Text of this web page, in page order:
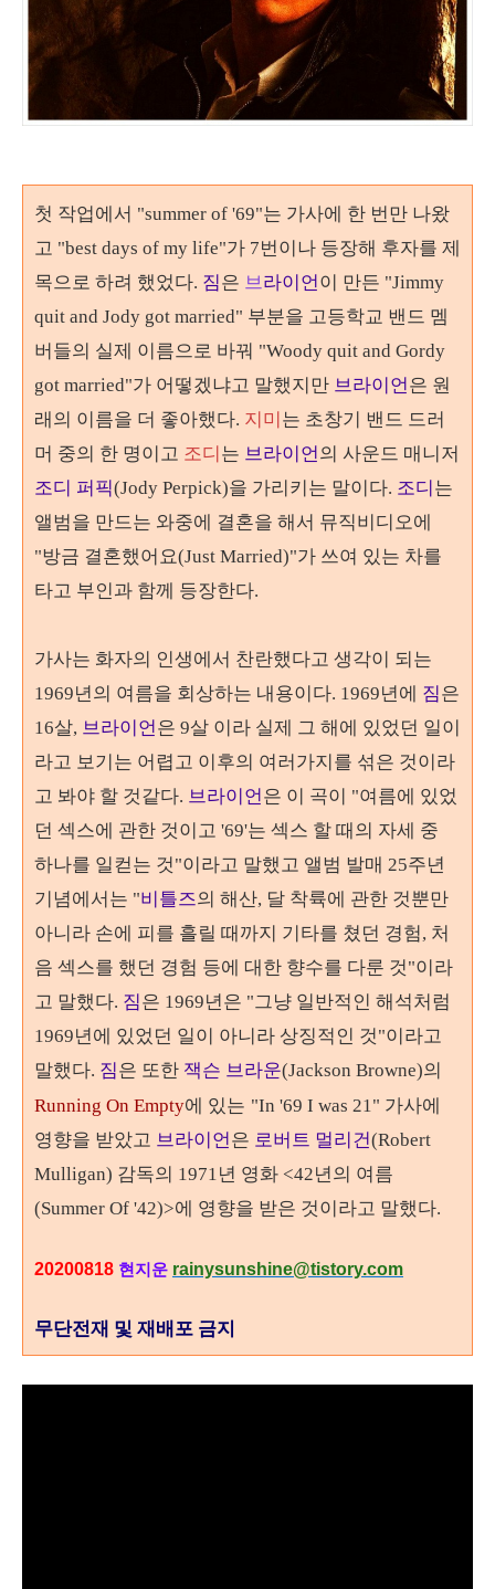
첫 작업에서 "summer of '69"는 가사에 한 번만 나왔
고 "best days of my life"가 7번이나 등장해 후자를 제
목으로 하려 했었다. 짐은 브라이언이 만든 "Jimmy
quit and Jody got married" 부분을 고등학교 밴드 멤
버들의 실제 이름으로 바꿔 "Woody quit and Gordy
got married"가 어떻겠냐고 말했지만 브라이언은 원
래의 이름을 더 좋아했다. 지미 는 초창기 밴드 드러
머 중의 한 명이고 조디 는 브라이언의 사운드 매니저
조디 퍼픽(Jody Perpick)을 가리키는 말이다. 조디 는
앨범을 만드는 와중에 결혼을 해서 뮤직비디오에
"방금 결혼했어요(Just Married)"가 쓰여 있는 차를
타고 부인과 함께 등장한다.
가사는 화자의 인생에서 찬란했다고 생각이 되는
1969년의 여름을 회상하는 내용이다. 1969년에 짐은
16살, 브라이 언은 9살 이라 실제 그 해에 있었던 일이
라고 보기는 어렵고 이후의 여러가지를 섞은 것이라
고 봐야 할 것같다. 브라이언은 이 곡이 "여름에 있었
던 섹스에 관한 것이고 '69'는 섹스 할 때의 자세 중
하나를 일컫는 것"이라고 말했고 앨범 발매 25주년
기념에서는 "비틀즈의 해산, 달 착륙에 관한 것뿐만
아니라 손에 피를 흘릴 때까지 기타를 쳤던 경험, 처
음 섹스를 했던 경험 등에 대한 향수를 다룬 것"이라
고 말했다. 짐은 1969년은 "그냥 일반적인 해석처럼
1969년에 있었던 일이 아니라 상징적인 것"이라고
말했다. 짐은 또한 잭슨 브라운(Jackson Browne)의
Running On Empty에 있는 "In '69 I was 21" 가사에
영향을 받았고 브라이언은 로버트 멀리건(Robert
Mulligan) 감독의 1971년 영화 <42년의 여름
(Summer Of '42)>에 영향을 받은 것이라고 말했다.
20200818 현지운 rainysunshine@tistory.com
무단전재 및 재배포 금지